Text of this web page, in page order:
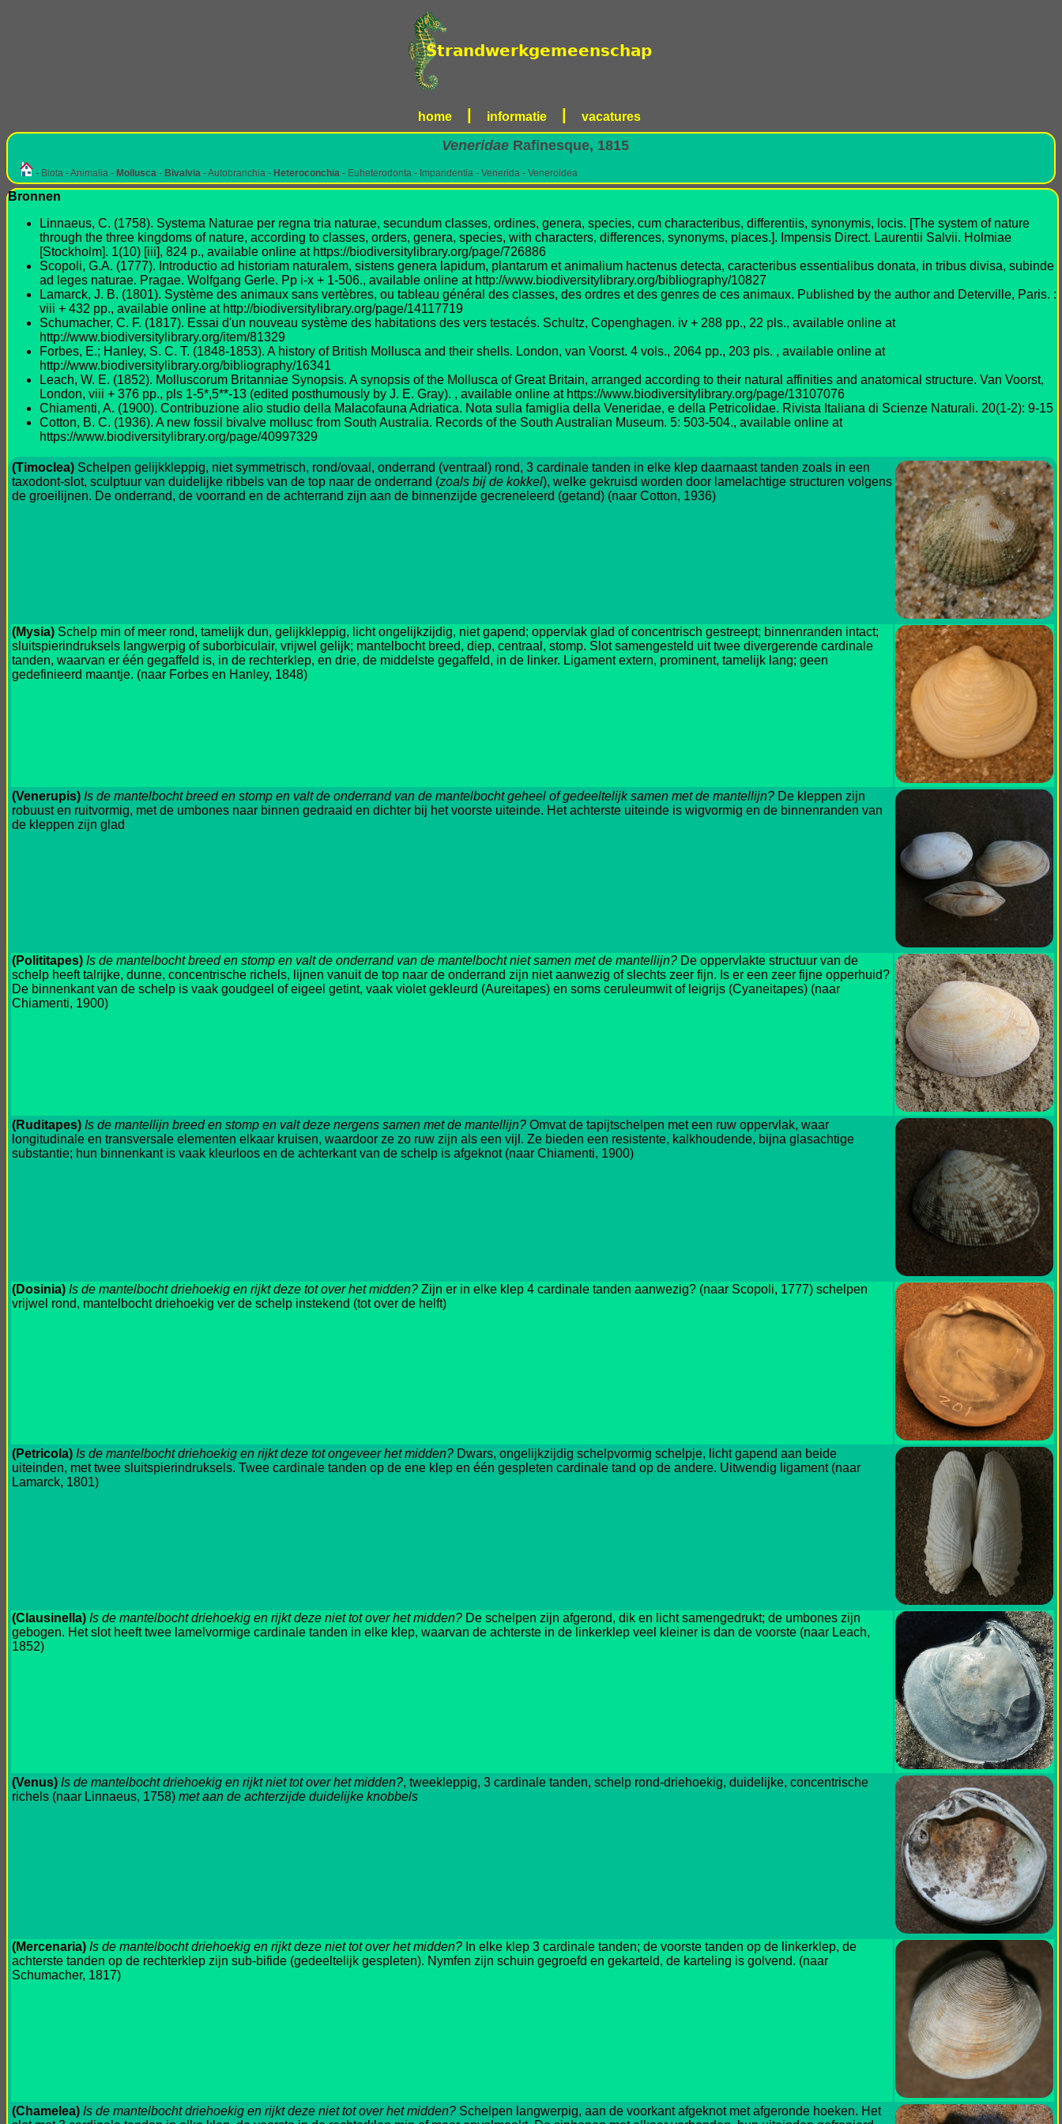
home informatie vacatures
VeneridaeRafinesque, 1815
- Biota - Animalia - Mollusca - Bivalvia - Autobranchia - Heteroconchia - Euheterodonta - Imparidentia - Venerida - Veneroidea
Bronnen
Linnaeus, C. (1758). Systema Naturae per regna tria naturae, secundum classes, ordines, genera, species, cum characteribus, differentiis, synonymis, locis. [The system of nature
through the three kingdoms of nature, according to classes, orders, genera, species, with characters, differences, synonyms, places.]. Impensis Direct. Laurentii Salvii. Holmiae
[Stockholm]. 1(10) [iii], 824 p., available online at https://biodiversitylibrary.org/page/726886
Scopoli, G.A. (1777). Introductio ad historiam naturalem, sistens genera lapidum, plantarum et animalium hactenus detecta, caracteribus essentialibus donata, in tribus divisa, subinde
ad leges naturae. Pragae. Wolfgang Gerle. Pp i-x + 1-506., available online at http://www.biodiversitylibrary.org/bibliography/10827
Lamarck, J. B. (1801). Système des animaux sans vertèbres, ou tableau général des classes, des ordres et des genres de ces animaux. Published by the author and Deterville, Paris. :
viii + 432 pp., available online at http://biodiversitylibrary.org/page/14117719
Schumacher, C. F. (1817). Essai d'un nouveau système des habitations des vers testacés. Schultz, Copenghagen. iv + 288 pp., 22 pls., available online at
http://www.biodiversitylibrary.org/item/81329
Forbes, E.; Hanley, S. C. T. (1848-1853). A history of British Mollusca and their shells. London, van Voorst. 4 vols., 2064 pp., 203 pls. , available online at
http://www.biodiversitylibrary.org/bibliography/16341
Leach, W. E. (1852). Molluscorum Britanniae Synopsis. A synopsis of the Mollusca of Great Britain, arranged according to their natural affinities and anatomical structure. Van Voorst,
London, viii + 376 pp., pls 1-5*,5**-13 (edited posthumously by J. E. Gray). , available online at https://www.biodiversitylibrary.org/page/13107076
Chiamenti, A. (1900). Contribuzione alio studio della Malacofauna Adriatica. Nota sulla famiglia della Veneridae, e della Petricolidae. Rivista Italiana di Scienze Naturali. 20(1-2): 9-15
Cotton, B. C. (1936). A new fossil bivalve mollusc from South Australia. Records of the South Australian Museum. 5: 503-504., available online at
https://www.biodiversitylibrary.org/page/40997329
(Timoclea) Schelpen gelijkkleppig, niet symmetrisch, rond/ovaal, onderrand (ventraal) rond, 3 cardinale tanden in elke klep daarnaast tanden zoals in een
taxodont-slot, sculptuur van duidelijke ribbels van de top naar de onderrand (zoals bij de kokkel), welke gekruisd worden door lamelachtige structuren volgens
de groeilijnen. De onderrand, de voorrand en de achterrand zijn aan de binnenzijde gecreneleerd (getand) (naar Cotton, 1936)
(Mysia) Schelp min of meer rond, tamelijk dun, gelijkkleppig, licht ongelijkzijdig, niet gapend; oppervlak glad of concentrisch gestreept; binnenranden intact;
sluitspierindruksels langwerpig of suborbiculair, vrijwel gelijk; mantelbocht breed, diep, centraal, stomp. Slot samengesteld uit twee divergerende cardinale
tanden, waarvan er één gegaffeld is, in de rechterklep, en drie, de middelste gegaffeld, in de linker. Ligament extern, prominent, tamelijk lang; geen
gedefinieerd maantje. (naar Forbes en Hanley, 1848)
(Venerupis) Is de mantelbocht breed en stomp en valt de onderrand van de mantelbocht geheel of gedeeltelijk samen met de mantellijn? De kleppen zijn
robuust en ruitvormig, met de umbones naar binnen gedraaid en dichter bij het voorste uiteinde. Het achterste uiteinde is wigvormig en de binnenranden van
de kleppen zijn glad
(Polititapes) Is de mantelbocht breed en stomp en valt de onderrand van de mantelbocht niet samen met de mantellijn? De oppervlakte structuur van de
schelp heeft talrijke, dunne, concentrische richels, lijnen vanuit de top naar de onderrand zijn niet aanwezig of slechts zeer fijn. Is er een zeer fijne opperhuid?
De binnenkant van de schelp is vaak goudgeel of eigeel getint, vaak violet gekleurd (Aureitapes) en soms ceruleumwit of leigrijs (Cyaneitapes) (naar
Chiamenti, 1900)
(Ruditapes) Is de mantellijn breed en stomp en valt deze nergens samen met de mantellijn? Omvat de tapijtschelpen met een ruw oppervlak, waar
longitudinale en transversale elementen elkaar kruisen, waardoor ze zo ruw zijn als een vijl. Ze bieden een resistente, kalkhoudende, bijna glasachtige
substantie; hun binnenkant is vaak kleurloos en de achterkant van de schelp is afgeknot (naar Chiamenti, 1900)
(Dosinia) Is de mantelbocht driehoekig en rijkt deze tot over het midden? Zijn er in elke klep 4 cardinale tanden aanwezig? (naar Scopoli, 1777) schelpen
vrijwel rond, mantelbocht driehoekig ver de schelp instekend (tot over de helft)
(Petricola) Is de mantelbocht driehoekig en rijkt deze tot ongeveer het midden? Dwars, ongelijkzijdig schelpvormig schelpje, licht gapend aan beide
uiteinden, met twee sluitspierindruksels. Twee cardinale tanden op de ene klep en één gespleten cardinale tand op de andere. Uitwendig ligament (naar
Lamarck, 1801)
(Clausinella) Is de mantelbocht driehoekig en rijkt deze niet tot over het midden? De schelpen zijn afgerond, dik en licht samengedrukt; de umbones zijn
gebogen. Het slot heeft twee lamelvormige cardinale tanden in elke klep, waarvan de achterste in de linkerklep veel kleiner is dan de voorste (naar Leach,
1852)
(Venus) Is de mantelbocht driehoekig en rijkt niet tot over het midden?, tweekleppig, 3 cardinale tanden, schelp rond-driehoekig, duidelijke, concentrische
richels (naar Linnaeus, 1758) met aan de achterzijde duidelijke knobbels
(Mercenaria) Is de mantelbocht driehoekig en rijkt deze niet tot over het midden? In elke klep 3 cardinale tanden; de voorste tanden op de linkerklep, de
achterste tanden op de rechterklep zijn sub-bifide (gedeeltelijk gespleten). Nymfen zijn schuin gegroefd en gekarteld, de karteling is golvend. (naar
Schumacher, 1817)
(Chamelea) Is de mantelbocht driehoekig en rijkt deze niet tot over het midden? Schelpen langwerpig, aan de voorkant afgeknot met afgeronde hoeken. Het